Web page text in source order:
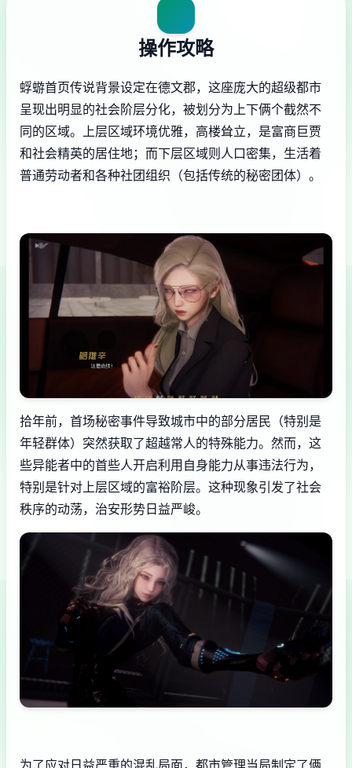
操作攻略
蜉蝣首页传说背景设定在德文郡，这座庞大的超级都市
呈现出明显的社会阶层分化，被划分为上下俩个截然不
同的区域。上层区域环境优雅，高楼耸立，是富商巨贾
和社会精英的居住地；而下层区域则人口密集，生活着
普通劳动者和各种社团组织（包括传统的秘密团体）。
拾年前，首场秘密事件导致城市中的部分居民（特别是
年轻群体）突然获取了超越常人的特殊能力。然而，这
些异能者中的首些人开启利用自身能力从事违法行为，
特别是针对上层区域的富裕阶层。这种现象引发了社会
秩序的动荡，治安形势日益严峻。